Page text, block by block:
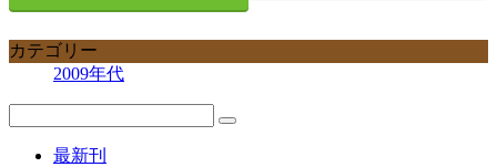
カテゴリー
2009年代
最新刊